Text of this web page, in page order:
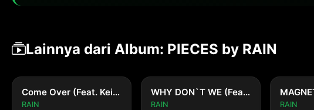
Lainnya dari Album: PIECES by RAIN
Come Over (Feat. Keita, TAG, WON of Ciipher)
RAIN
WHY DON`T WE (Feat. CHUNG HA)
RAIN RAIN